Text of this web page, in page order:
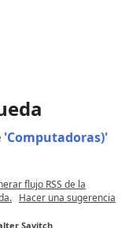
'Computadoras)'
flujo RSS de la
Hacer una sugerencia
Savitch